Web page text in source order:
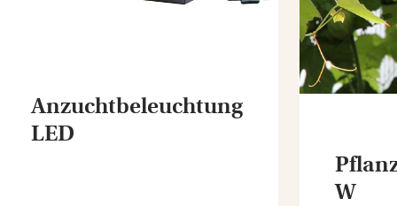
Anzuchtbeleuchtung
LED
W